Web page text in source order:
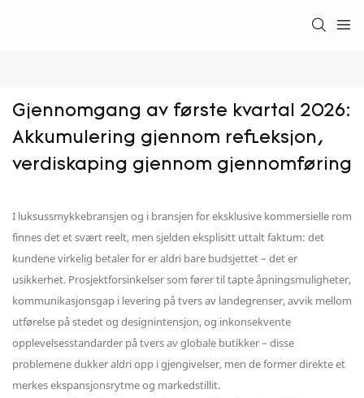
Gjennomgang av første kvartal 2026:
Akkumulering gjennom refleksjon,
verdiskaping gjennom gjennomføring
I luksussmykkebransjen og i bransjen for eksklusive kommersielle rom
finnes det et svært reelt, men sjelden eksplisitt uttalt faktum: det
kundene virkelig betaler for er aldri bare budsjettet – det er
usikkerhet. Prosjektforsinkelser som fører til tapte åpningsmuligheter,
kommunikasjonsgap i levering på tvers av landegrenser, avvik mellom
utførelse på stedet og designintensjon, og inkonsekvente
opplevelsesstandarder på tvers av globale butikker – disse
problemene dukker aldri opp i gjengivelser, men de former direkte et
merkes ekspansjonsrytme og markedstillit.